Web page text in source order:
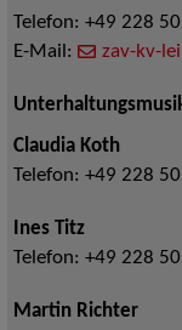
Telefon: +49 228
E-Mail:
zav-kv-
Claudia Koth
Telefon: +49 228
Ines Titz
Telefon: +49 228
Martin Richter